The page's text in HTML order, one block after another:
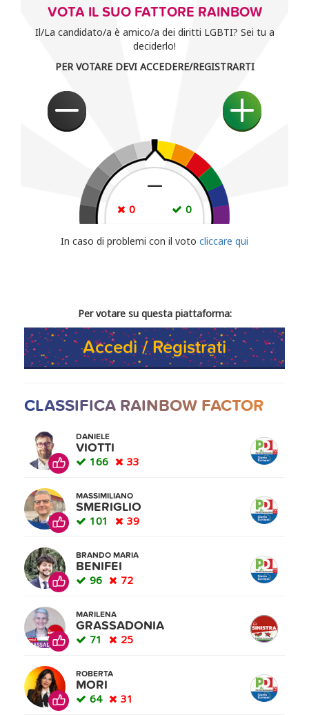
VOTA IL SUO FATTORE RAINBOW
Il/La candidato/a è amico/a dei diritti LGBTI? Sei tu a
deciderlo!
PER VOTARE DEVI ACCEDERE/REGISTRARTI
—
0 0
CONDIVIDI IL TUO VOTO
In caso di problemi con il voto cliccare qui
Per votare su questa piattaforma:
Accedi / Registrati
CLASSIFICA RAINBOW FACTOR
DANIELE
VIOTTI
166 33
MASSIMILIANO
SMERIGLIO
101 39
BRANDO MARIA
BENIFEI
96 72
MARILENA
GRASSADONIA
71 25
ROBERTA
MORI
64 31